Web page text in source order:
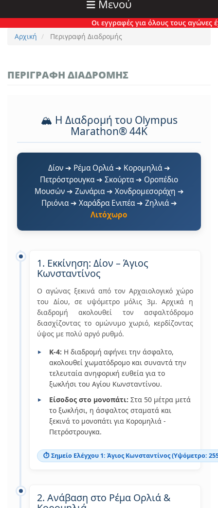
Μενού
Οι εγγραφές για όλους τους αγώνες έχουν
Αρχική
Περιγραφή Διαδρομής
ΠΕΡΙΓΡΑΦΉ ΔΙΑΔΡΟΜΉΣ
🏔️ Η Διαδρομή του Olympus
Marathon® 44K
Δίον ➔ Ρέμα Ορλιά ➔ Κορομηλιά ➔
Πετρόστρουγκα ➔ Σκούρτα ➔ Οροπέδιο
Μουσών ➔ Ζωνάρια ➔ Χονδρομεσοράχη ➔
Πριόνια ➔ Χαράδρα Ενιπέα ➔ Ζηλνιά ➔
Λιτόχωρο
1. Εκκίνηση: Δίον – Άγιος
Κωνσταντίνος
Ο αγώνας ξεκινά από τον Αρχαιολογικό χώρο
του Δίου, σε υψόμετρο μόλις 3μ. Αρχικά η
διαδρομή ακολουθεί τον ασφαλτόδρομο
διασχίζοντας το ομώνυμο χωριό, κερδίζοντας
ύψος με πολύ αργό ρυθμό.
Κ-4: Η διαδρομή αφήνει την άσφαλτο,
ακολουθεί χωματόδρομο και συναντά την
τελευταία ανηφορική ευθεία για το
ξωκλήσι του Αγίου Κωνσταντίνου.
Είσοδος στο μονοπάτι: Στα 50 μέτρα μετά
το ξωκλήσι, η άσφαλτος σταματά και
ξεκινά το μονοπάτι για Κορομηλιά -
Πετρόστρουγκα.
⏱️ Σημείο Ελέγχου 1: Άγιος Κωνσταντίνος (Υψόμετρο:
2. Ανάβαση στο Ρέμα Ορλιά &